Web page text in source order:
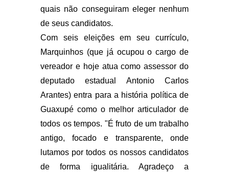
quais não conseguiram eleger nenhum
de seus candidatos.
Com seis eleições em seu currículo,
Marquinhos (que já ocupou o cargo de
vereador e hoje atua como assessor do
deputado estadual Antonio Carlos
Arantes) entra para a história política de
Guaxupé como o melhor articulador de
todos os tempos. "É fruto de um trabalho
antigo, focado e transparente, onde
lutamos por todos os nossos candidatos
de forma igualitária. Agradeço a